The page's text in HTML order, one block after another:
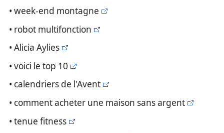
• week-end montagne
• robot multifonction
• Alicia Aylies
• voici le top 10
• calendriers de l'Avent
• comment acheter une maison sans argent
• tenue fitness